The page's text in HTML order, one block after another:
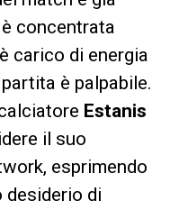
concentrata
carico di energia
è palpabile.
Estanis
il suo
esprimendo
desiderio di